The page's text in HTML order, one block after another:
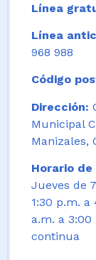
Línea
Línea
968 988
Código
Dirección:
Municipal
Manizales,
Horario
Jueves de
1:30 p.m.
a.m. a
continua